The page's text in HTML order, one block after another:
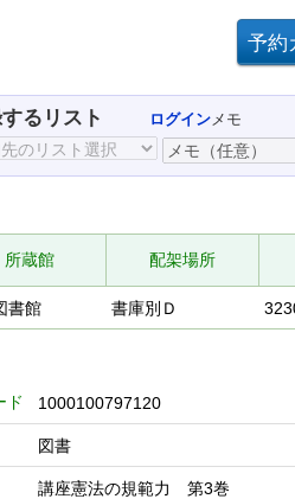
るリスト ログインメモ
所蔵館 配架場所
書館 書庫別Ｄ
ド 1000100797120
図書
講座憲法の規範力 第3巻